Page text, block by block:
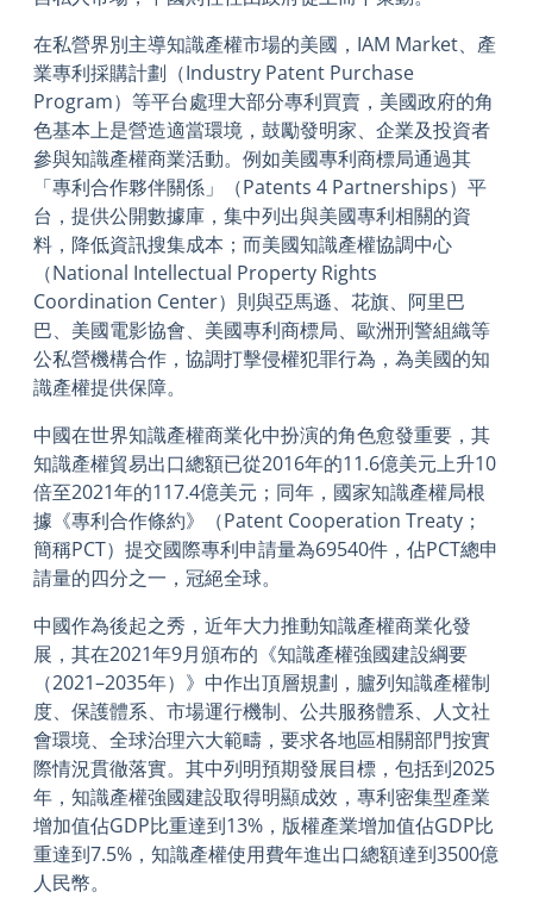
在私營界別主導知識產權市場的美國，IAM Market、產
業專利採購計劃（Industry Patent Purchase
Program）等平台處理大部分專利買賣，美國政府的角
色基本上是營造適當環境，鼓勵發明家、企業及投資者
參與知識產權商業活動。例如美國專利商標局通過其
「專利合作夥伴關係」（Patents 4 Partnerships）平
台，提供公開數據庫，集中列出與美國專利相關的資
料，降低資訊搜集成本；而美國知識產權協調中心
（National Intellectual Property Rights
Coordination Center）則與亞馬遜、花旗、阿里巴
巴、美國電影協會、美國專利商標局、歐洲刑警組織等
公私營機構合作，協調打擊侵權犯罪行為，為美國的知
識產權提供保障。
中國在世界知識產權商業化中扮演的角色愈發重要，其
知識產權貿易出口總額已從2016年的11.6億美元上升10
倍至2021年的117.4億美元；同年，國家知識產權局根
據《專利合作條約》（Patent Cooperation Treaty；
簡稱PCT）提交國際專利申請量為69540件，佔PCT總申
請量的四分之一，冠絕全球。
中國作為後起之秀，近年大力推動知識產權商業化發
展，其在2021年9月頒布的《知識產權強國建設綱要
（2021–2035年）》中作出頂層規劃，臚列知識產權制
度、保護體系、市場運行機制、公共服務體系、人文社
會環境、全球治理六大範疇，要求各地區相關部門按實
際情況貫徹落實。其中列明預期發展目標，包括到2025
年，知識產權強國建設取得明顯成效，專利密集型產業
增加值佔GDP比重達到13%，版權產業增加值佔GDP比
重達到7.5%，知識產權使用費年進出口總額達到3500億
人民幣。